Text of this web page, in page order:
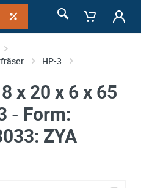
HP-3
x 20 x 6 x 65
- Form:
ZYA